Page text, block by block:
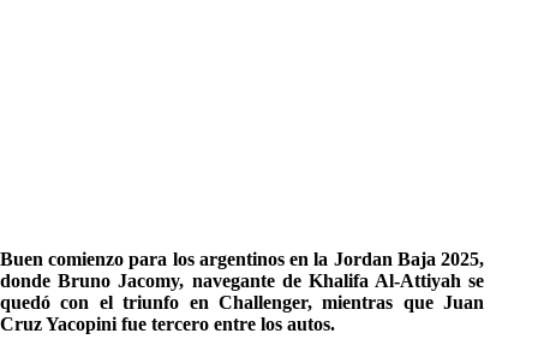
Buen comienzo para los argentinos en la Jordan Baja 2025,
donde Bruno Jacomy, navegante de Khalifa Al-Attiyah se
quedó con el triunfo en Challenger, mientras que Juan
Cruz Yacopini fue tercero entre los autos.